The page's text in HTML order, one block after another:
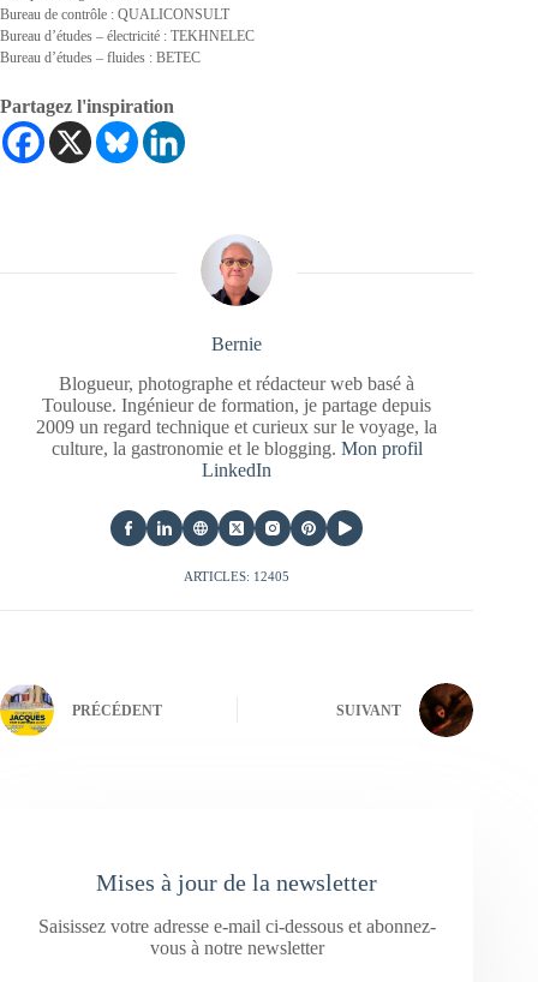
Bureau de contrôle : QUALICONSULT
Bureau d’études – électricité : TEKHNELEC
Bureau d’études – fluides : BETEC
Partagez l'inspiration
Bernie
Blogueur, photographe et rédacteur web basé à
Toulouse. Ingénieur de formation, je partage depuis
2009 un regard technique et curieux sur le voyage, la
culture, la gastronomie et le blogging. Mon profil
LinkedIn
ARTICLES: 12405
PRÉCÉDENT SUIVANT
Mises à jour de la newsletter
Saisissez votre adresse e-mail ci-dessous et abonnez-
vous à notre newsletter